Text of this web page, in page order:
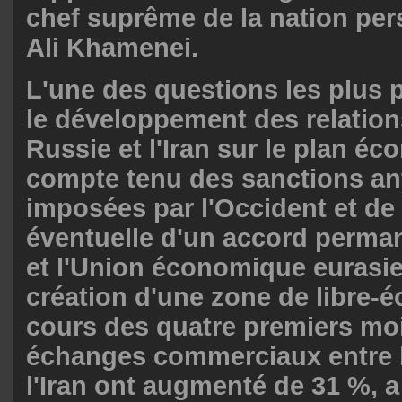
chef suprême de la nation
Ali Khamenei.
L'une des questions les plus
le développement des
Russie et l'Iran sur le plan
compte tenu des sanctions
imposées par l'Occident et
éventuelle d'un accord
et l'Union économique
création d'une zone de libre-
cours des quatre premiers
échanges commerciaux entre
l'Iran ont augmenté de 31 %,